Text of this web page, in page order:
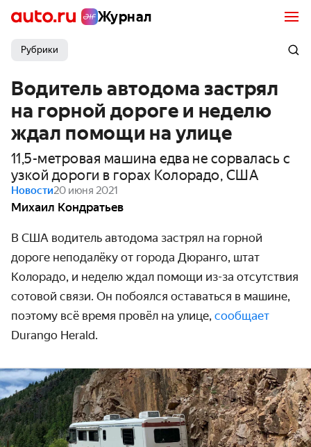
Журнал
Рубрики
Водитель автодома застрял
на горной дороге и неделю
ждал помощи на улице
11,5-метровая машина едва не сорвалась с
узкой дороги в горах Колорадо, США
Новости20 июня 2021
Михаил Кондратьев
В США водитель автодома застрял на горной
дороге неподалёку от города Дюранго, штат
Колорадо, и неделю ждал помощи из-за отсутствия
сотовой связи. Он побоялся оставаться в машине,
поэтому всё время провёл на улице, сообщает
Durango Herald.